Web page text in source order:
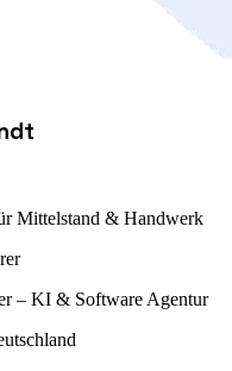
Mittelstand & Handwerk
– KI & Software Agentur